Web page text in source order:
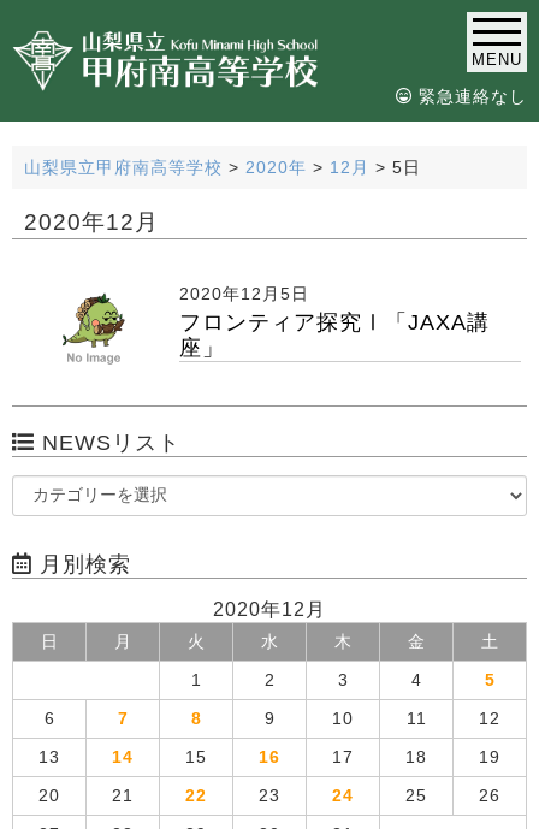
MENU
緊急連絡なし
山梨県立甲府南高等学校 > 2020年 > 12月 > 5日
2020年12月
2020年12月5日
フロンティア探究Ⅰ「JAXA講
座」
NEWSリスト
月別検索
2020年12月
日 月 火 水 木 金 土
1 2 3 4 5
6 7 8 9 10 11 12
13 14 15 16 17 18 19
20 21 22 23 24 25 26